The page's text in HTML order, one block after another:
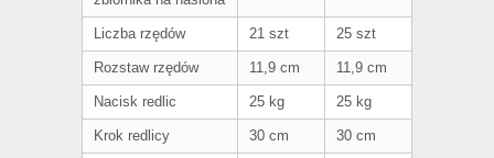
Liczba rzędów 21 szt 25 szt
Rozstaw rzędów 11,9 cm 11,9 cm
Nacisk redlic 25 kg 25 kg
Krok redlicy 30 cm 30 cm